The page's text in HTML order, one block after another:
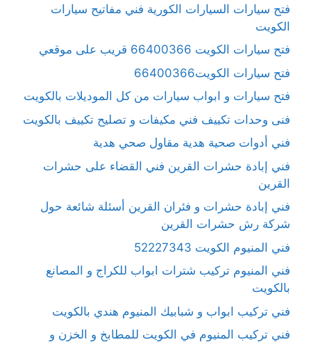
فتح سيارات السيارات الكورية فني مفاتيح سيارات
الكويت
فتح سيارات الكويت 66400366 قريب على موقعي
فتح سيارات الكويت66400366
فتح سيارات و ابواب سيارات من كل الموديلات بالكويت
فنى وحدات تكييف فني مكيفات و تصليح تكييف بالكويت
فني أدوات صحية هدية مقاول صحي هدية
فني إبادة حشرات القرين فني القضاء على حشرات
القرين
فني إبادة حشرات و فئران القرين أسئلة شائعة حول
شركة رش حشرات القرين
فني المنيوم الكويت 52227343
فني المنيوم تركيب شترات ابواب للكراج و المصانع
بالكويت
فني تركيب ابواب و شبابيك المنيوم هندي بالكويت
فني تركيب المنيوم في الكويت للمطابخ و الخزن و